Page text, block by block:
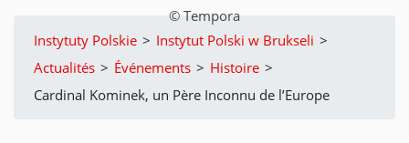
© Tempora
Instytuty Polskie > Instytut Polski w Brukseli >
Actualités > Événements > Histoire >
Cardinal Kominek, un Père Inconnu de l’Europe